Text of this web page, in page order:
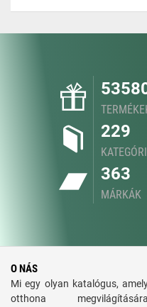
229
363
MÁRKÁK
O NÁS
Mi egy olyan katalógus,
otthona megvilágítására